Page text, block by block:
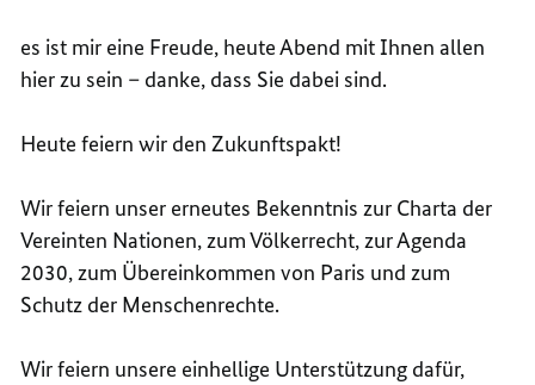
es ist mir eine Freude, heute Abend mit Ihnen allen
hier zu sein – danke, dass Sie dabei sind.
Heute feiern wir den Zukunftspakt!
Wir feiern unser erneutes Bekenntnis zur Charta der
Vereinten Nationen, zum Völkerrecht, zur Agenda
2030, zum Übereinkommen von Paris und zum
Schutz der Menschenrechte.
Wir feiern unsere einhellige Unterstützung dafür,